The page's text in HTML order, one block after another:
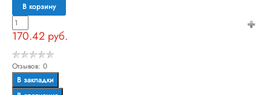
В корзину
170.42 руб.
Отзывов: 0
В закладки